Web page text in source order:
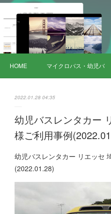
HOME マイクロバス・幼児バ
2022.01.28 04:35
幼児バスレンタカー
様ご利用事例
幼児バスレンタカー リエッセ
(2022.01.28)